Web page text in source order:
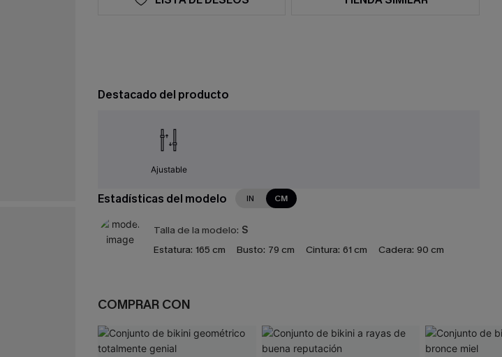
Destacado del producto
Ajustable
Estadísticas del modelo IN CM
Talla de la modelo: S
Estatura: 165 cm Busto: 79 cm Cintura: 61 cm Cadera: 90 cm
COMPRAR CON